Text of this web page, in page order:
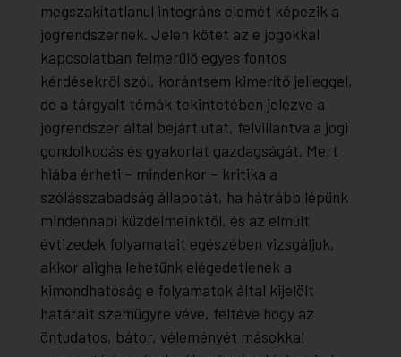
megszakítatlanul integráns elemét képezik a
jogrendszernek. Jelen kötet az e jogokkal
kapcsolatban felmerülő egyes fontos
kérdésekről szól, korántsem kimerítő jelleggel,
de a tárgyalt témák tekintetében jelezve a
jogrendszer által bejárt utat, felvillantva a jogi
gondolkodás és gyakorlat gazdagságát. Mert
hiába érheti – mindenkor – kritika a
szólásszabadság állapotát, ha hátrább lépünk
mindennapi küzdelmeinktől, és az elmúlt
évtizedek folyamatait egészében vizsgáljuk,
akkor aligha lehetünk elégedetlenek a
kimondhatóság e folyamatok által kijelölt
határait szemügyre véve, feltéve hogy az
öntudatos, bátor, véleményét másokkal